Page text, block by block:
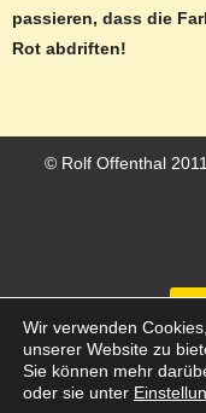
passieren, dass die
Rot abdriften!
© Rolf Offenthal
Wir verwenden
unserer Website zu
Sie können mehr
oder sie unter